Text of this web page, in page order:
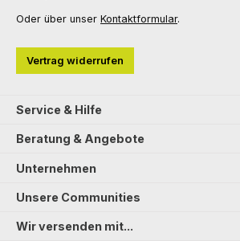
Oder über unser Kontaktformular.
Vertrag widerrufen
Service & Hilfe
Beratung & Angebote
Unternehmen
Unsere Communities
Wir versenden mit...